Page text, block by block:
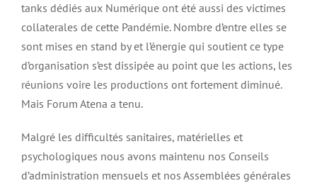
tanks dédiés aux Numérique ont été aussi des victimes
collaterales de cette Pandémie. Nombre d’entre elles se
sont mises en stand by et l’énergie qui soutient ce type
d’organisation s’est dissipée au point que les actions, les
réunions voire les productions ont fortement diminué.
Mais Forum Atena a tenu.
Malgré les difficultés sanitaires, matérielles et
psychologiques nous avons maintenu nos Conseils
d’administration mensuels et nos Assemblées générales